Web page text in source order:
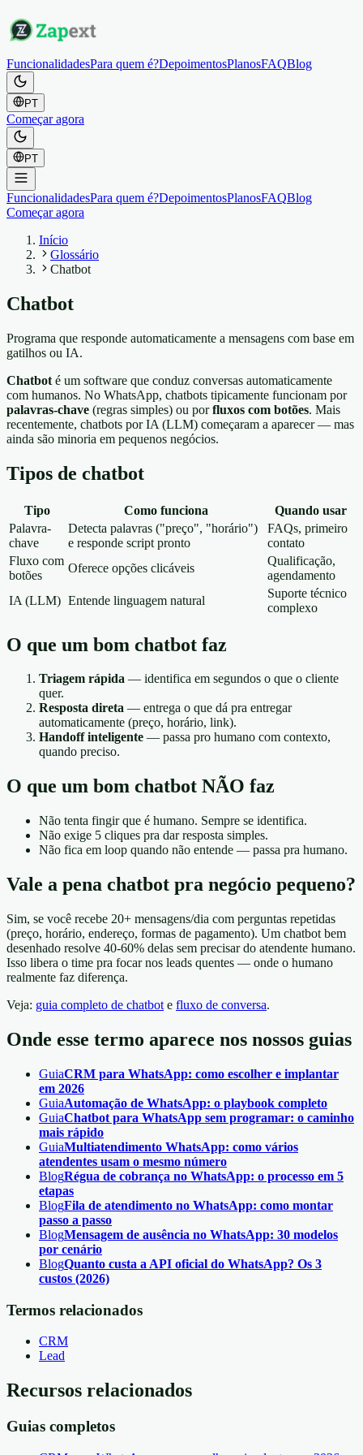
FuncionalidadesPara quem é?DepoimentosPlanosFAQBlog
PT
Começar agora
PT
FuncionalidadesPara quem é?DepoimentosPlanosFAQBlog
Começar agora
Início
Glossário
Chatbot
Chatbot
Programa que responde automaticamente a mensagens com base em
gatilhos ou IA.
Chatbot é um software que conduz conversas automaticamente
com humanos. No WhatsApp, chatbots tipicamente funcionam por
palavras-chave (regras simples) ou porfluxos com botões. Mais
recentemente, chatbots por IA (LLM) começaram a aparecer — mas
ainda são minoria em pequenos negócios.
Tipos de chatbot
Tipo Como funciona
Quando usar
Palavra-
chave
Detecta palavras ("preço", "horário")
e responde script pronto
FAQs, primeiro
contato
Fluxo com
botões
Oferece opções clicáveis
Qualificação,
agendamento
IA (LLM) Entende linguagem natural
Suporte técnico
complexo
O que um bom chatbot faz
Triagem rápida — identifica em segundos o que o cliente
quer.
Resposta direta — entrega o que dá pra entregar
automaticamente (preço, horário, link).
Handoff inteligente — passa pro humano com contexto,
quando preciso.
O que um bom chatbot NÃO faz
Não tenta fingir que é humano. Sempre se identifica.
Não exige 5 cliques pra dar resposta simples.
Não fica em loop quando não entende — passa pra humano.
Vale a pena chatbot pra negócio pequeno?
Sim, se você recebe 20+ mensagens/dia com perguntas repetidas
(preço, horário, endereço, formas de pagamento). Um chatbot bem
desenhado resolve 40-60% delas sem precisar do atendente humano.
Isso libera o time pra focar nos leads quentes — onde o humano
realmente faz diferença.
Veja: guia completo de chatbot e fluxo de conversa.
Onde esse termo aparece nos nossos guias
GuiaCRM para WhatsApp: como escolher e implantar
em 2026
GuiaAutomação de WhatsApp: o playbook completo
GuiaChatbot para WhatsApp sem programar: o caminho
mais rápido
GuiaMultiatendimento WhatsApp: como vários
atendentes usam o mesmo número
BlogRégua de cobrança no WhatsApp: o processo em 5
etapas
BlogFila de atendimento no WhatsApp: como montar
passo a passo
BlogMensagem de ausência no WhatsApp: 30 modelos
por cenário
BlogQuanto custa a API oficial do WhatsApp? Os 3
custos (2026)
Termos relacionados
CRM
Lead
Recursos relacionados
Guias completos